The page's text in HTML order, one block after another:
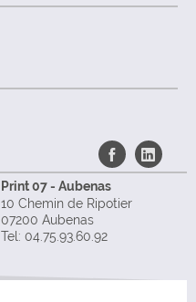
Print 07 - Aubenas
10 Chemin de Ripotier
07200 Aubenas
Tel: 04.75.93.60.92